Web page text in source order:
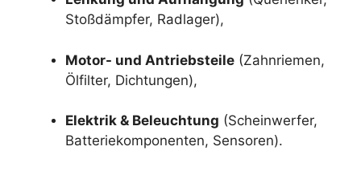
Stoßdämpfer, Radlager),
Motor- und Antriebsteile (Zahnriemen,
Ölfilter, Dichtungen),
Elektrik & Beleuchtung (Scheinwerfer,
Batteriekomponenten, Sensoren).